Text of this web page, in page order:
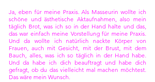
Ja, eben für meine Praxis. Als Masseurin wollte ich
schöne und ästhetische Aktaufnahmen, also mein
täglich Brot, was ich so in der Hand halte und das,
das war einfach meine Vorstellung für meine Praxis.
Und da wollte ich natürlich nackte Körper von
Frauen, auch mit Gesicht, mit der Brust, mit dem
Bauch, alles, was ich so täglich in der Hand habe.
Und da habe ich dich beauftragt und habe dich
gefragt, ob du das vielleicht mal machen möchtest.
Das wäre mein Wunsch.